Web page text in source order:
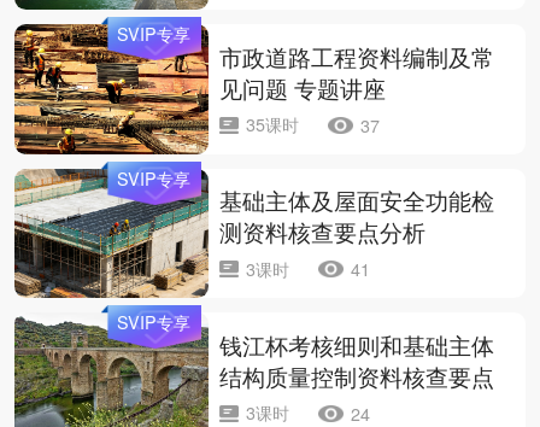
SVIP专享
市政道路工程资料编制及常
见问题 专题讲座
35课时 37
SVIP专享
基础主体及屋面安全功能检
测资料核查要点分析
3课时 41
SVIP专享
钱江杯考核细则和基础主体
结构质量控制资料核查要点
3课时 24